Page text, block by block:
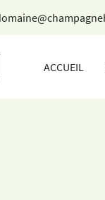
ACCUEIL